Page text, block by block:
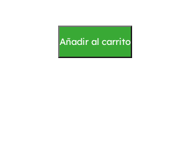
Añadir al carrito